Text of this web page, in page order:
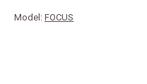
Model: FOCUS